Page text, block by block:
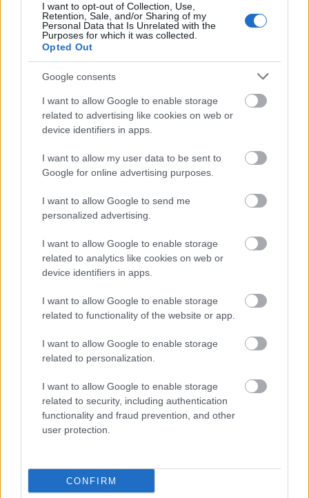
I want to opt-out of Collection, Use,
Retention, Sale, and/or Sharing of my
Personal Data that Is Unrelated with the
Purposes for which it was collected.
Opted Out
Google consents
I want to allow Google to enable storage
related to advertising like cookies on web or
device identifiers in apps.
I want to allow my user data to be sent to
Google for online advertising purposes.
I want to allow Google to send me
personalized advertising.
I want to allow Google to enable storage
related to analytics like cookies on web or
device identifiers in apps.
I want to allow Google to enable storage
related to functionality of the website or app.
I want to allow Google to enable storage
related to personalization.
I want to allow Google to enable storage
related to security, including authentication
functionality and fraud prevention, and other
user protection.
CONFIRM
ΑΣΕΠ: Νέος γραπτός διαγωνισμός -
Μόνιμοι στο υπουργείο Εξωτερικών
Αλλάζουν τα χαρτονομίσματα ευρώ –
Οριστικά εκτός το 500ευρο
ΔΥΠΑ: 1.000 προσλήψεις με μισθό έως
1.250€ - Πού θα κάνετε αίτηση
Θέσεις εργασίας Προσλήψεις Εκδήλωση
Δωρεάν Πάτρα
ΟΑΕΔ